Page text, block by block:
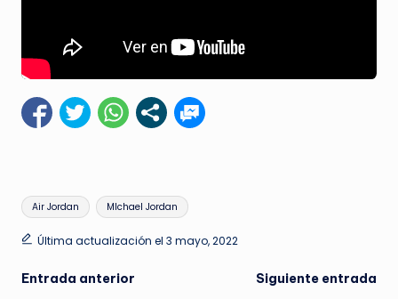
Etiquetas:
Air Jordan MIchael Jordan
Última actualización el 3 mayo, 2022
Navegación
Entrada anterior Siguiente entrada